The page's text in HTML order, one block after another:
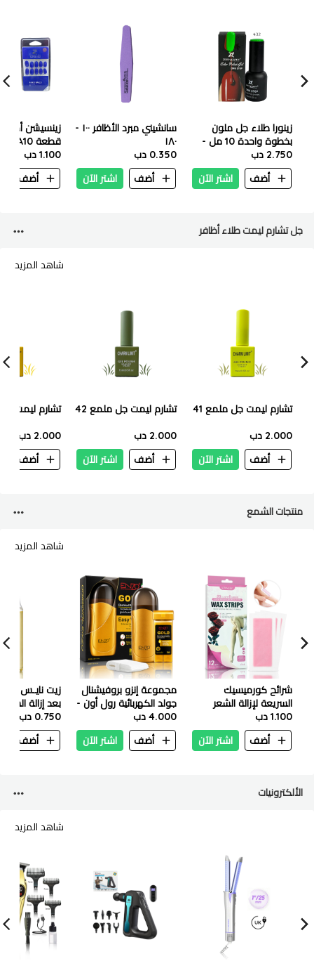
زينورا طلاء جل ملون
بخطوة واحدة 10 مل -
432
2.750 دب
أضف
اشتر الآن
سانشيني مبرد الأظافر ١٠٠ -
١٨٠
0.350 دب
أضف
اشتر الآن
قطعة A10
1.100 دب
أضف
جل تشارم ليمت طلاء أظافر
شاهد المزيد
تشارم ليمت جل ملمع 41
2.000 دب
أضف
اشتر الآن
تشارم ليمت جل ملمع 42
2.000 دب
أضف
اشتر الآن
تشارم ليمت جل
2.000 دب
أضف
منتجات الشمع
شاهد المزيد
شرائح كورميسيك
السريعة لإزالة الشعر
بالشمع 12 قطعة - الورد
1.100 دب
أضف
اشتر الآن
مجموعة إنزو بروفيشنال
جولد الكهربائية رول أون -
EN 1117G
4.000 دب
أضف
اشتر الآن
زيت نايـس
بعد إزالة
100 مل
0.750 دب
أضف
الألكترونيات
شاهد المزيد